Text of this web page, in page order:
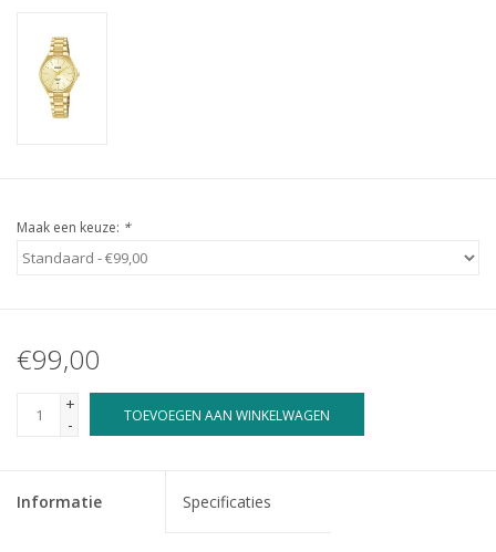
Maak een keuze: *
€99,00
+
-
TOEVOEGEN AAN WINKELWAGEN
Informatie Specificaties